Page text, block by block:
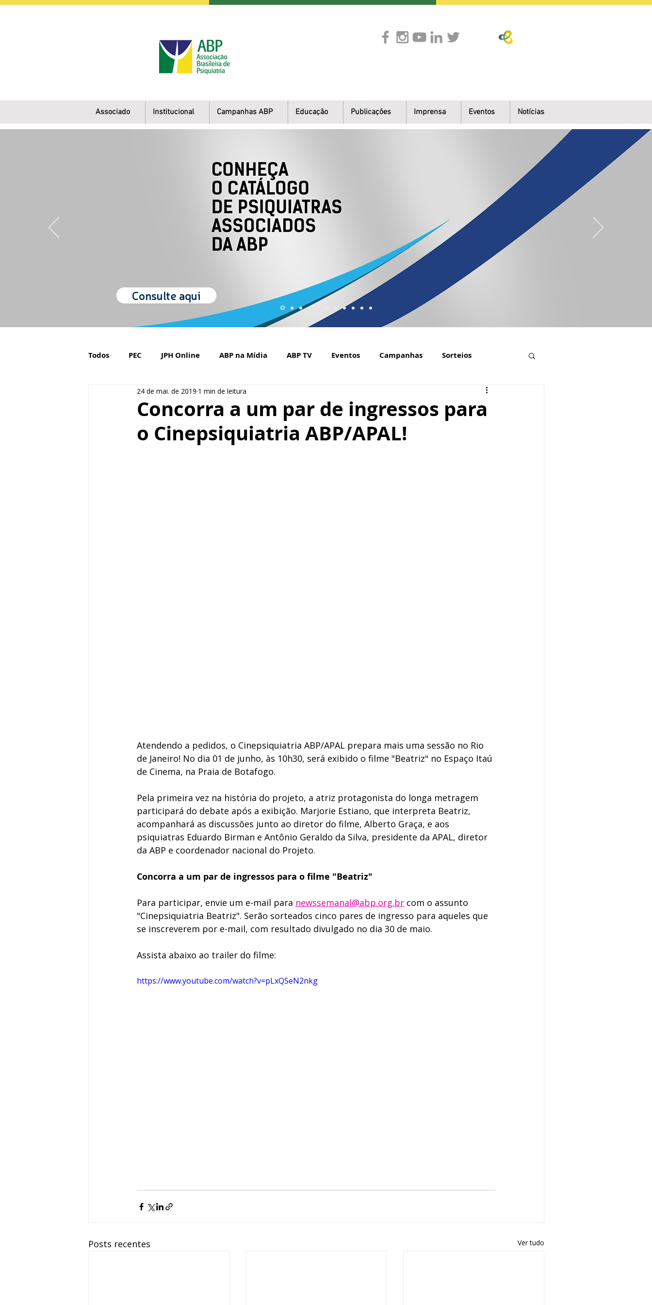
Associado Institucional Campanhas ABP Educação Publicações Imprensa Eventos Notícias
Consulte aqui
Todos PEC JPH Online ABP na Mídia ABP TV Eventos Campanhas Sorteios
Orgulho de ser Psiquiatra Setembro Amarelo na mídia
Concorra a um par de ingressos para
o Cinepsiquiatria ABP/APAL!
24 de mai. de 2019 1 min de leitura
Atendendo a pedidos, o Cinepsiquiatria ABP/APAL prepara mais uma sessão no Rio
de Janeiro! No dia 01 de junho, às 10h30, será exibido o filme "Beatriz" no Espaço Itaú
de Cinema, na Praia de Botafogo.
Pela primeira vez na história do projeto, a atriz protagonista do longa metragem
participará do debate após a exibição. Marjorie Estiano, que interpreta Beatriz,
acompanhará as discussões junto ao diretor do filme, Alberto Graça, e aos
psiquiatras Eduardo Birman e Antônio Geraldo da Silva, presidente da APAL, diretor
da ABP e coordenador nacional do Projeto.
Concorra a um par de ingressos para o filme "Beatriz"
Para participar, envie um e-mail para newssemanal@abp.org.br com o assunto
"Cinepsiquiatria Beatriz". Serão sorteados cinco pares de ingresso para aqueles que
se inscreverem por e-mail, com resultado divulgado no dia 30 de maio.
Assista abaixo ao trailer do filme:
https://www.youtube.com/watch?v=pLxQSeN2nkg
Posts recentes Ver tudo